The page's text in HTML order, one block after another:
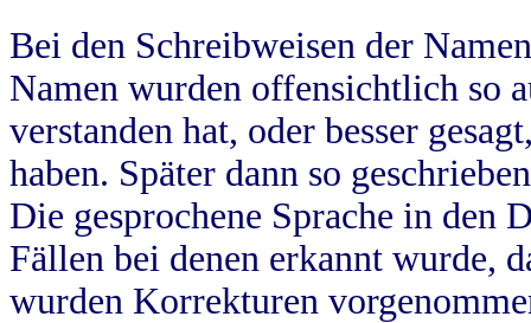
Bei den Schreibweisen der
Namen wurden offensichtlich so
verstanden hat, oder besser
haben. Später dann so
Die gesprochene Sprache in
Fällen bei denen erkannt wurde,
wurden Korrekturen